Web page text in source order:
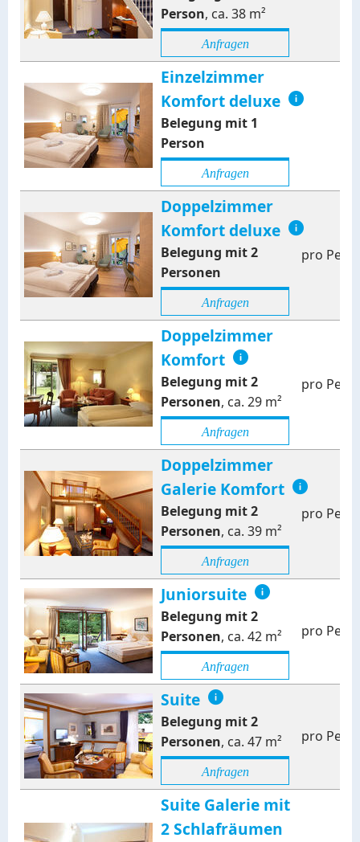
Person, ca. 38 m²
Anfragen
Einzelzimmer
Komfort deluxe
Belegung mit 1
Person
Anfragen
Doppelzimmer
Komfort deluxe
Belegung mit2
Personen
Anfragen
pro
Doppelzimmer
Komfort
Belegung mit2
Personen, ca. 29 m²
Anfragen
pro
Doppelzimmer
Galerie Komfort
Belegung mit2
Personen, ca. 39 m²
Anfragen
pro
Juniorsuite
Belegung mit2
Personen, ca. 42 m²
Anfragen
pro
Suite
Belegung mit2
Personen, ca. 47 m²
Anfragen
pro
Suite Galerie mit
2 Schlafräumen